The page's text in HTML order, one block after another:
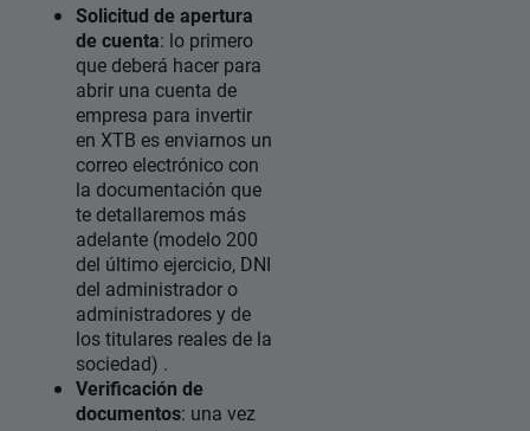
Solicitud de apertura
de cuenta: lo primero
que deberá hacer para
abrir una cuenta de
empresa para invertir
en XTB es enviarnos un
correo electrónico con
la documentación que
te detallaremos más
adelante (modelo 200
del último ejercicio, DNI
del administrador o
administradores y de
los titulares reales de la
sociedad) .
Verificación de
documentos: una vez